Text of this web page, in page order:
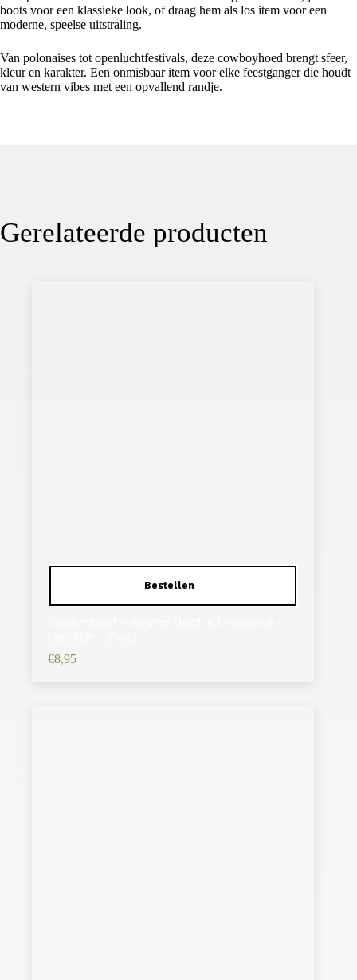
boots voor een klassieke look, of draag hem als los item voor een
moderne, speelse uitstraling.
Van polonaises tot openluchtfestivals, deze cowboyhoed brengt sfeer,
kleur en karakter. Een onmisbaar item voor elke feestganger die houdt
van western vibes met een opvallend randje.
Gerelateerde producten
€8,95